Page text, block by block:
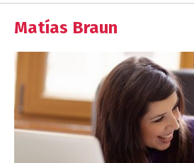
Matías Braun